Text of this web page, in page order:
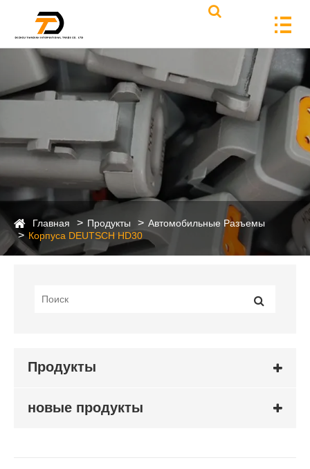
Главная Продукты
Автомобильные Разъемы
Корпуса DEUTSCH HD30
Продукты
новые продукты